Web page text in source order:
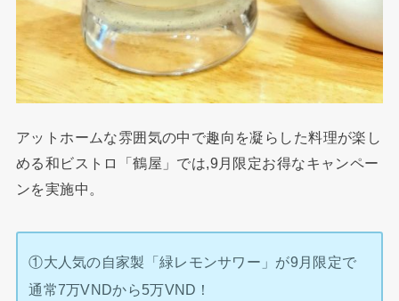
アットホームな雰囲気の中で趣向を凝らした料理が楽し
める和ビストロ「鶴屋」では,9月限定お得なキャンペー
ンを実施中。
①大人気の自家製「緑レモンサワー」が9月限定で
通常7万VNDから5万VND！